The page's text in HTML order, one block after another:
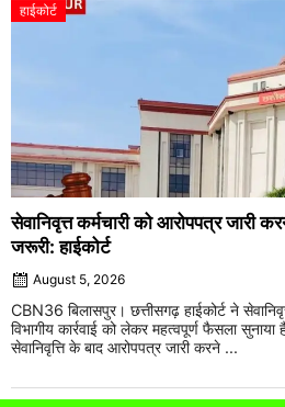
हाईकोर्ट
सेवानिवृत्त कर्मचारी को आरोपपत्र जारी
जरूरी: हाईकोर्ट
August 5, 2026
CBN36 बिलासपुर। छत्तीसगढ़ हाईकोर्ट ने
विभागीय कार्रवाई को लेकर महत्वपूर्ण फैसला
सेवानिवृत्ति के बाद आरोपपत्र जारी करने ...